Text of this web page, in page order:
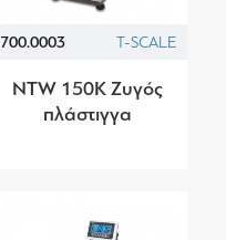
700.0003 T-SCALE
NTW 150K Ζυγός
πλάστιγγα